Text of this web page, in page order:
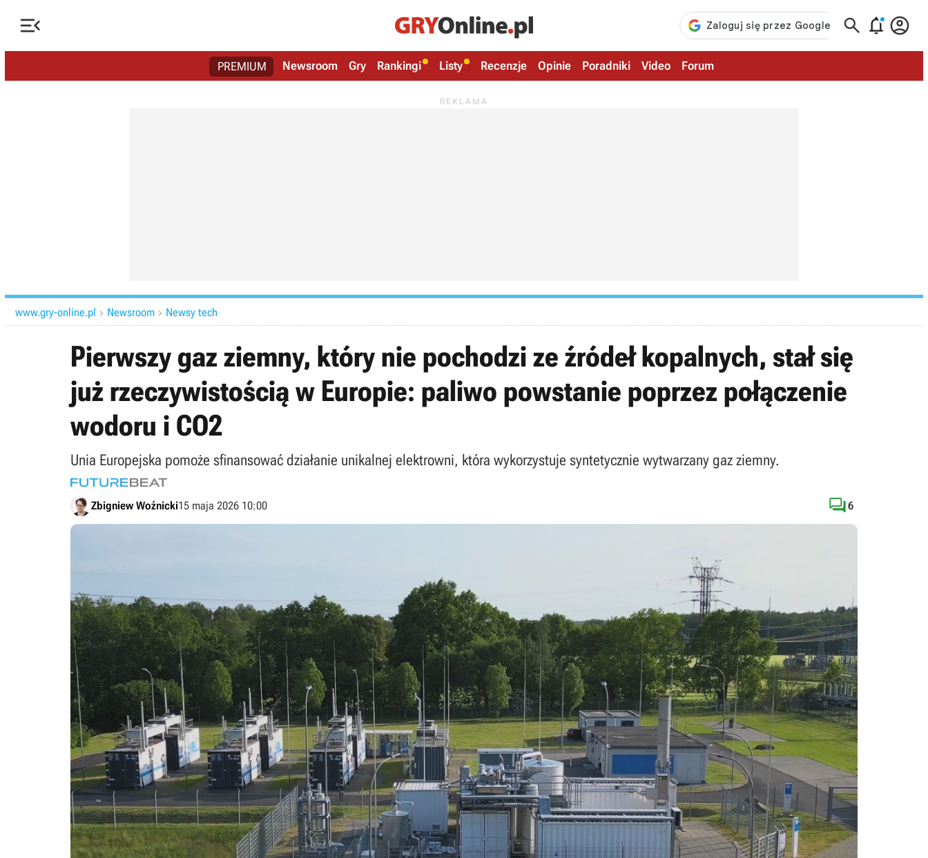
   
PREMIUM Newsroom Gry Rankingi Listy Recenzje Opinie Poradniki Video Forum
www.gry-online.pl  Newsroom  Newsy tech
Pierwszy gaz ziemny, który nie pochodzi ze źródeł kopalnych, stał się
już rzeczywistością w Europie: paliwo powstanie poprzez połączenie
wodoru i CO2
Unia Europejska pomoże sfinansować działanie unikalnej elektrowni, która wykorzystuje syntetycznie wytwarzany gaz ziemny.
Zbigniew Woźnicki15 maja 2026 10:00 6